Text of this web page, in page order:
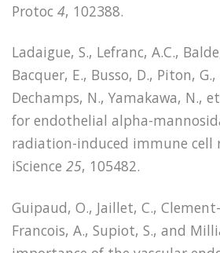
Protoc 4, 102388.
Ladaigue, S., Lefranc, A.C.,
Bacquer, E., Busso, D., Piton, G.,
Dechamps, N., Yamakawa, N.,
for endothelial alpha-
radiation-induced immune cell
iScience 25, 105482.
Guipaud, O., Jaillet, C.,
Francois, A., Supiot, S., and